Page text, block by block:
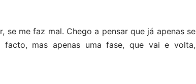
se me faz mal. Chego a pensar que já apenas se
mas apenas uma fase, que vai e volta,